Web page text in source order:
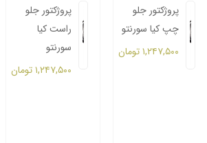
پروژکتور جلو
چپ کیا سورنتو
۱,۲۴۷,۵۰۰تومان
پروژکتور جلو
راست کیا
سورنتو
۱,۲۴۷,۵۰۰تومان